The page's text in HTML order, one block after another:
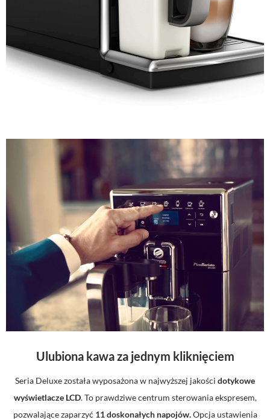
Ulubiona kawa za jednym kliknięciem
Seria Deluxe została wyposażona w najwyższej jakości dotykowe
wyświetlacze LCD. To prawdziwe centrum sterowania ekspresem,
pozwalające zaparzyć 11 doskonałych napojów.Opcja ustawienia